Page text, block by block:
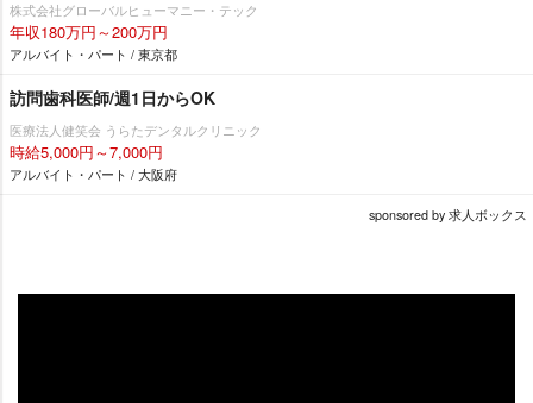
株式会社グローバルヒューマニー・テック
年収180万円～200万円
アルバイト・パート / 東京都
訪問歯科医師/週1日からOK
医療法人健笑会 うらたデンタルクリニック
時給5,000円～7,000円
アルバイト・パート / 大阪府
sponsored by 求人ボックス